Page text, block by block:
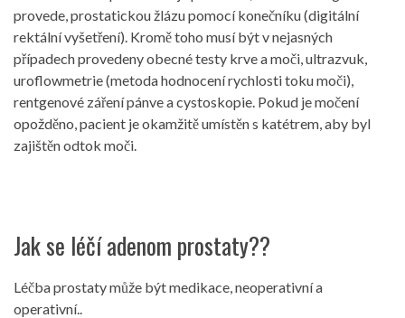
provede, prostatickou žlázu pomocí konečníku (digitální
rektální vyšetření). Kromě toho musí být v nejasných
případech provedeny obecné testy krve a moči, ultrazvuk,
uroflowmetrie (metoda hodnocení rychlosti toku moči),
rentgenové záření pánve a cystoskopie. Pokud je močení
opožděno, pacient je okamžitě umístěn s katétrem, aby byl
zajištěn odtok moči.
Jak se léčí adenom prostaty??
Léčba prostaty může být medikace, neoperativní a
operativní..